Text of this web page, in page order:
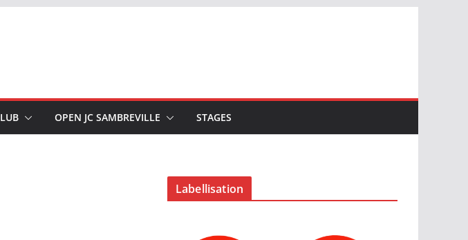
OPEN JC SAMBREVILLE STAGES
Labellisation